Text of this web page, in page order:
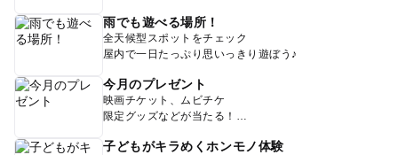
雨でも遊べる場所！
全天候型スポットをチェック
屋内で一日たっぷり思いっきり遊ぼう♪
今月のプレゼント
映画チケット、ムビチケ
限定グッズなどが当たる！
子どもがキラめくホンモノ体験